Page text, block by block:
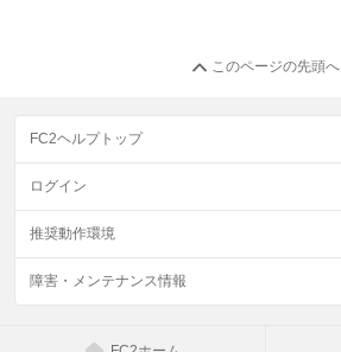
このページの先頭へ
FC2ヘルプトップ
ログイン
推奨動作環境
障害・メンテナンス情報